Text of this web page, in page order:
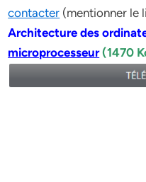
contacter (mentionner le
Architecture des
microprocesseur (1470